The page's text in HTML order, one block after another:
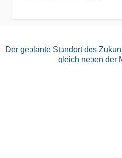
Der geplante Standort des
gleich neben der